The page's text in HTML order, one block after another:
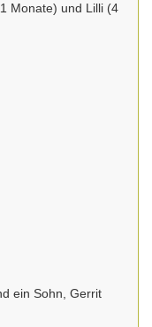
Monate) und Lilli (4
ein Sohn, Gerrit